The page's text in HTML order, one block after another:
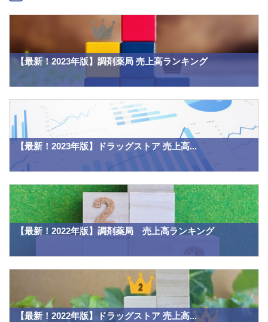
【最新！2023年版】調剤薬局 売上高ランキング
【最新！2023年版】ドラッグストア 売上高...
【最新！2022年版】調剤薬局 売上高ランキング
【最新！2022年版】ドラッグストア 売上高...